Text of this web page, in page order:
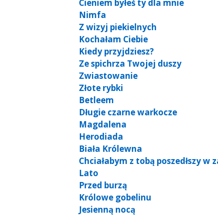
Cieniem byłeś ty dla mnie
Nimfa
Z wizyj piekielnych
Kochałam Ciebie
Kiedy przyjdziesz?
Ze spichrza Twojej duszy
Zwiastowanie
Złote rybki
Betleem
Długie czarne warkocze
Magdalena
Herodiada
Biała Królewna
Chciałabym z tobą poszedłszy w
Lato
Przed burzą
Królowe gobelinu
Jesienną nocą